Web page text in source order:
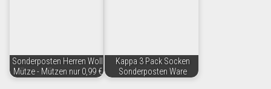
Sonderposten Herren Woll
Mütze - Mützen nur 0,99 €
Kappa 3 Pack Socken
Sonderposten Ware